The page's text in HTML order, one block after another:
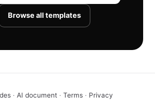
Browse all templates
· AI document · Terms · Privacy